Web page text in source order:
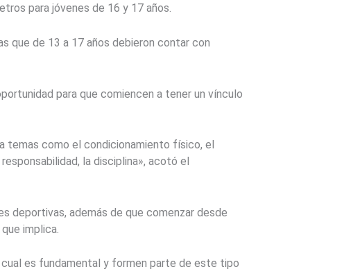
para jóvenes de 16 y 17 años.
que de 13 a 17 años debieron contar con
para que comiencen a tener un vínculo
temas como el condicionamiento físico, el
la disciplina», acotó el
deportivas, además de que comenzar desde
implica.
es fundamental y formen parte de este tipo